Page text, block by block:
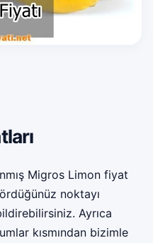
Migros Limon fiyat
noktayı
Ayrıca
kısmından bizimle